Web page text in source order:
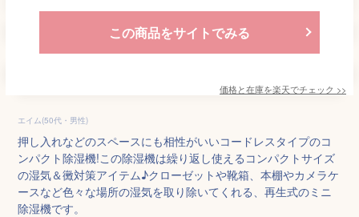
この商品をサイトでみる
価格と在庫を楽天でチェック >>
エイム(50代・男性)
押し入れなどのスペースにも相性がいいコードレスタイプのコ
ンパクト除湿機!この除湿機は繰り返し使えるコンパクトサイズ
の湿気＆黴対策アイテム♪クローゼットや靴箱、本棚やカメラケ
ースなど色々な場所の湿気を取り除いてくれる、再生式のミニ
除湿機です。